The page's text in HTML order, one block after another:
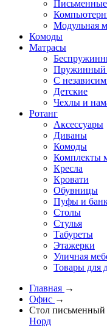
Модульная
Комоды
Матрасы
Пружинный
С
Детские
Чехлы и
Ротанг
Аксессуары
Диваны
Комоды
Комплекты
Кресла
Кровати
Обувницы
Пуфы и
Столы
Стулья
Табуреты
Этажерки
Уличная
Товары для
Главная →
Офис →
Стол
Норд